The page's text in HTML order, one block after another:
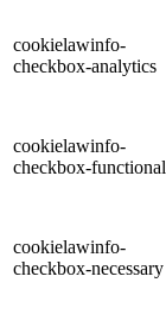
cookielawinfo-
checkbox-analytics
cookielawinfo-
checkbox-functional
cookielawinfo-
checkbox-necessary